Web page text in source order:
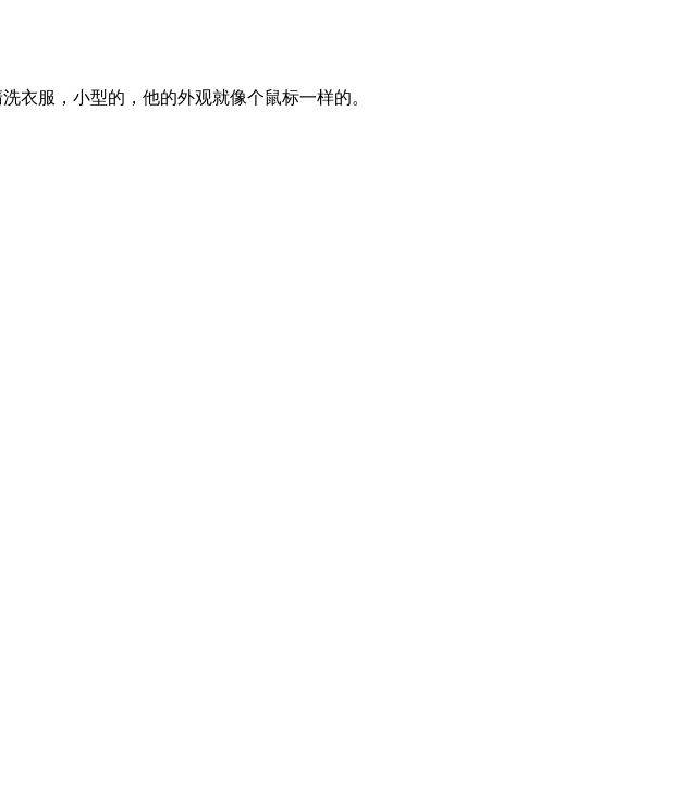
衣服，小型的，他的外观就像个鼠标一样的。